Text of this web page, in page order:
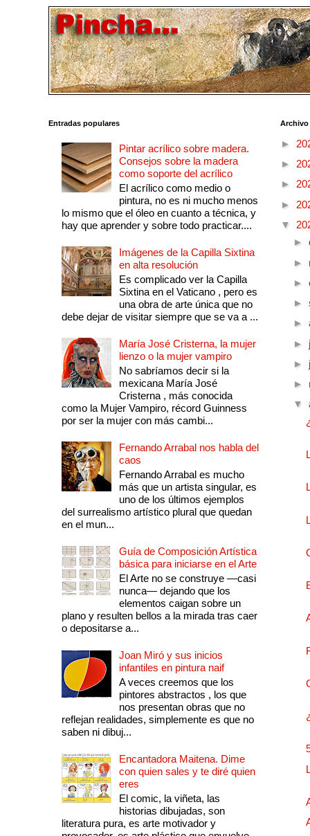
Entradas populares
Pintar acrílico sobre madera.
Consejos sobre la madera
como soporte del acrílico
El acrílico como medio o
pintura, no es ni mucho menos
lo mismo que el óleo en cuanto a técnica, y
hay que aprender y sobre todo practicar....
Imágenes de la Capilla Sixtina
en alta resolución
Es complicado ver la Capilla
Sixtina en el Vaticano , pero es
una obra de arte única que no
debe dejar de visitar siempre que se va a ...
María José Cristerna, la mujer
lienzo o la mujer vampiro
No sabríamos decir si la
mexicana María José
Cristerna , más conocida
como la Mujer Vampiro, récord Guinness
por ser la mujer con más cambi...
Fernando Arrabal nos habla del
caos
Fernando Arrabal es mucho
más que un artista singular, es
uno de los últimos ejemplos
del surrealismo artístico plural que quedan
en el mun...
Guía de Composición Artística
básica para iniciarse en el Arte
El Arte no se construye —casi
nunca— dejando que los
elementos caigan sobre un
plano y resulten bellos a la mirada tras caer
o depositarse a...
Joan Miró y sus inicios
infantiles en pintura naif
A veces creemos que los
pintores abstractos , los que
nos presentan obras que no
reflejan realidades, simplemente es que no
saben ni dibuj...
Encantadora Maitena. Dime
con quien sales y te diré quien
eres
El comic, la viñeta, las
historias dibujadas, son
literatura pura, es arte motivador y
►
►
►
►
▼
►
►
►
►
►
►
►
►
▼